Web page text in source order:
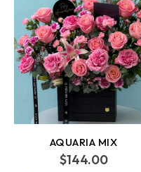
AQUARIA MIX
$144.00